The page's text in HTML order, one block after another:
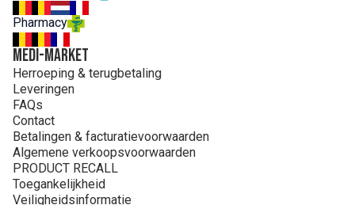
Pharmacy
MEDI-MARKET
Herroeping & terugbetaling
Leveringen
FAQs
Contact
Betalingen & facturatievoorwaarden
Algemene verkoopsvoorwaarden
PRODUCT RECALL
Toegankelijkheid
Veiligheidsinformatie